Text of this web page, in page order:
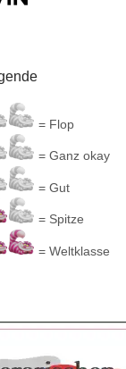
= Flop
= Ganz okay
= Gut
= Spitze
= Weltklasse